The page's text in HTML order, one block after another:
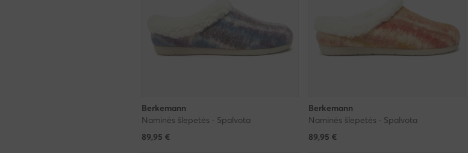
Berkemann
Naminės šlepetės · Spalvota
89,95 €
Berkemann
Naminės šlepetės · Spalvota
89,95 €